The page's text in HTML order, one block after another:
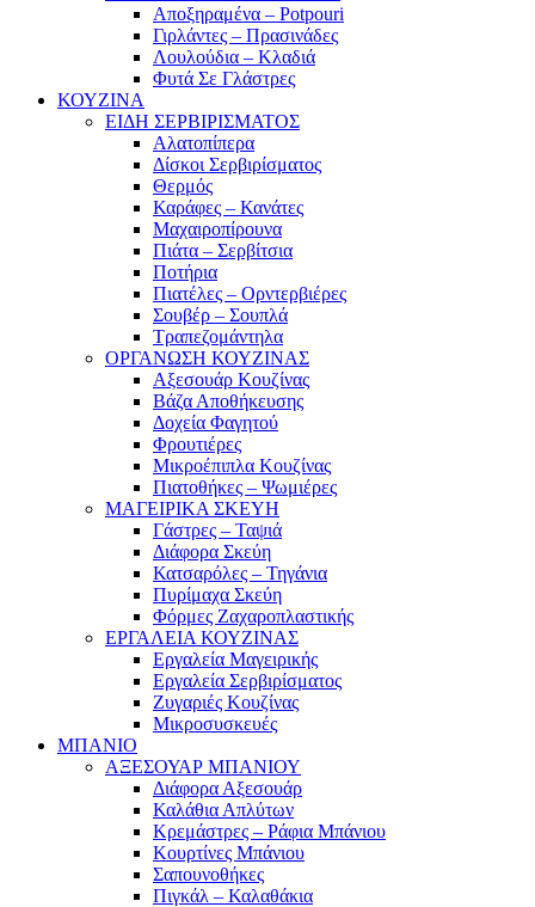
Αποξηραμένα – Potpouri
Γιρλάντες – Πρασινάδες
Λουλούδια – Κλαδιά
Φυτά Σε Γλάστρες
ΚΟΥΖΙΝΑ
ΕΙΔΗ ΣΕΡΒΙΡΙΣΜΑΤΟΣ
Αλατοπίπερα
Δίσκοι Σερβιρίσματος
Θερμός
Καράφες – Κανάτες
Μαχαιροπίρουνα
Πιάτα – Σερβίτσια
Ποτήρια
Πιατέλες – Ορντερβιέρες
Σουβέρ – Σουπλά
Τραπεζομάντηλα
ΟΡΓΑΝΩΣΗ ΚΟΥΖΙΝΑΣ
Αξεσουάρ Κουζίνας
Βάζα Αποθήκευσης
Δοχεία Φαγητού
Φρουτιέρες
Μικροέπιπλα Κουζίνας
Πιατοθήκες – Ψωμιέρες
ΜΑΓΕΙΡΙΚΑ ΣΚΕΥΗ
Γάστρες – Ταψιά
Διάφορα Σκεύη
Κατσαρόλες – Τηγάνια
Πυρίμαχα Σκεύη
Φόρμες Ζαχαροπλαστικής
ΕΡΓΑΛΕΙΑ ΚΟΥΖΙΝΑΣ
Εργαλεία Μαγειρικής
Εργαλεία Σερβιρίσματος
Ζυγαριές Κουζίνας
Μικροσυσκευές
ΜΠΑΝΙΟ
ΑΞΕΣΟΥΑΡ ΜΠΑΝΙΟΥ
Διάφορα Αξεσουάρ
Καλάθια Απλύτων
Κρεμάστρες – Ράφια Μπάνιου
Κουρτίνες Μπάνιου
Σαπουνοθήκες
Πιγκάλ – Καλαθάκια